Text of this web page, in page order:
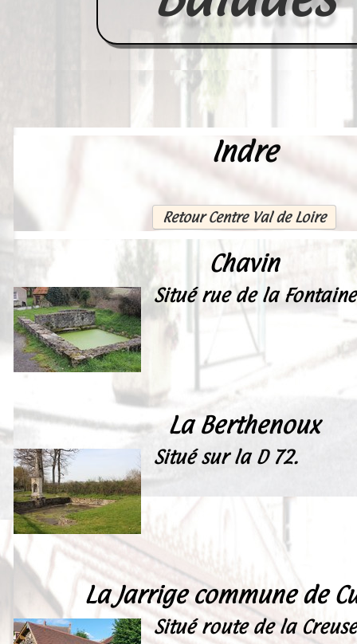
Videos--Lavoirs
Un Peu d'Histoire
Outils-des-Lavandières
Cartes Postales-Anciennes et
Peintures
Liens
Indre
Retour Centre Val de Loire
Chavin
Situé rue de la
La Berthenoux
Situé sur la D 72.
La Jarrige commune de
Situé route de la